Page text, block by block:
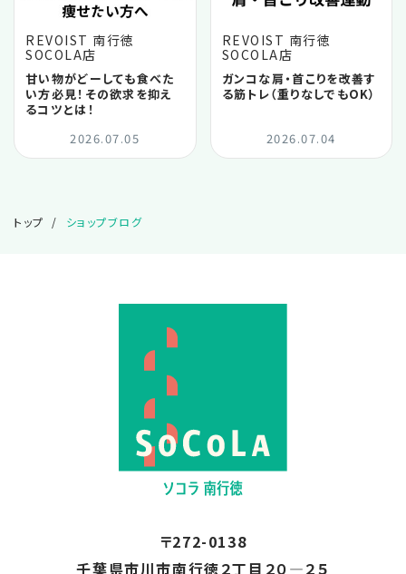
2024.12
2024.07
2024.06
2024.05
2024.03
REVOIST 南行徳
SOCOLA店
甘い物がどーしても食べた
い方必見！その欲求を抑え
るコツとは！
2026.07.05
REVOIST 南行徳
SOCOLA店
ガンコな肩・首こりを改善す
る筋トレ（重りなしでもOK）
2026.07.04
トップ ショップブログ
〒272-0138
千葉県市川市南行徳２丁目２０―２５